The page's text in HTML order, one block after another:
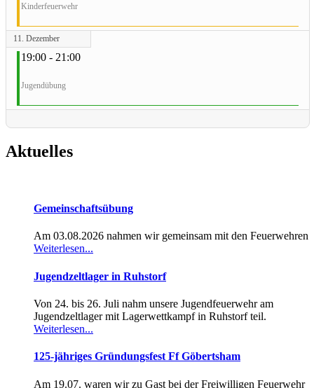
Kinderfeuerwehr
11. Dezember
19:00 - 21:00
Jugendübung
Aktuelles
Gemeinschaftsübung
Am 03.08.2026 nahmen wir gemeinsam mit den Feuerwehren
Weiterlesen...
Jugendzeltlager in Ruhstorf
Von 24. bis 26. Juli nahm unsere Jugendfeuerwehr am
Jugendzeltlager mit Lagerwettkampf in Ruhstorf teil.
Weiterlesen...
125-jähriges Gründungsfest Ff Göbertsham
Am 19.07. waren wir zu Gast bei der Freiwilligen Feuerwehr